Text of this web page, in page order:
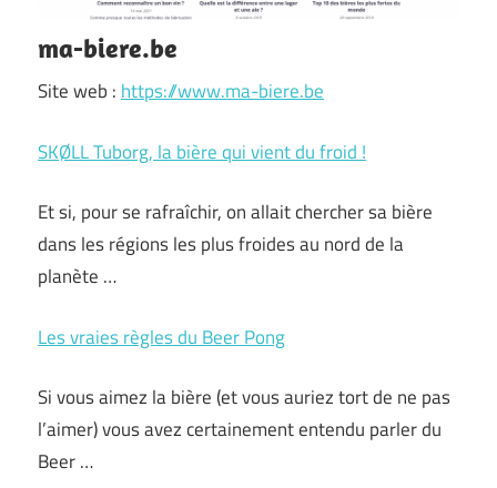
ma-biere.be
Site web : https://www.ma-biere.be
SKØLL Tuborg, la bière qui vient du froid !
Et si, pour se rafraîchir, on allait chercher sa bière
dans les régions les plus froides au nord de la
planète …
Les vraies règles du Beer Pong
Si vous aimez la bière (et vous auriez tort de ne pas
l’aimer) vous avez certainement entendu parler du
Beer …